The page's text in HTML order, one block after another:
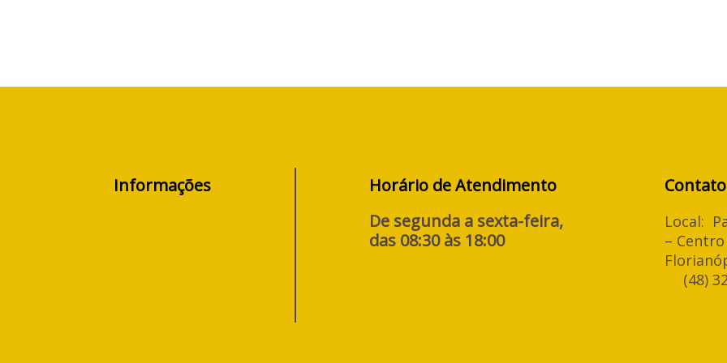
Informações
Horário de Atendimento
De segunda a sexta-feira,
das 08:30 às 18:00
Contato
Local:
– Centro
(48)